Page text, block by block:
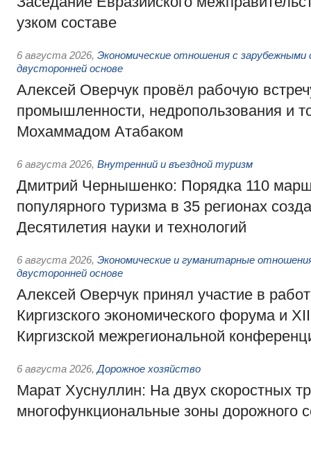
узком составе
6 августа 2026, Экономические отношения с
двусторонней основе
Алексей Оверчук провёл рабочую
промышленности, недропользования и
Мохаммадом Атабаком
6 августа 2026, Внутренний и въездной туризм
Дмитрий Чернышенко: Порядка 110
популярного туризма в 35 регионах
Десятилетия науки и технологий
6 августа 2026, Экономические и гуманитарные
двусторонней основе
Алексей Оверчук принял участие в
Киргизского экономического форума и
Киргизской межрегиональной
6 августа 2026, Дорожное хозяйство
Марат Хуснуллин: На двух скоростных
многофункциональные зоны дорожного